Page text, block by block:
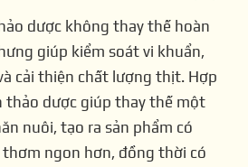
dược không thay thế hoàn
giúp kiểm soát vi khuẩn,
cải thiện chất lượng thịt. Hợp
thảo dược giúp thay thế một
nuôi, tạo ra sản phẩm có
ngon hơn, đồng thời có